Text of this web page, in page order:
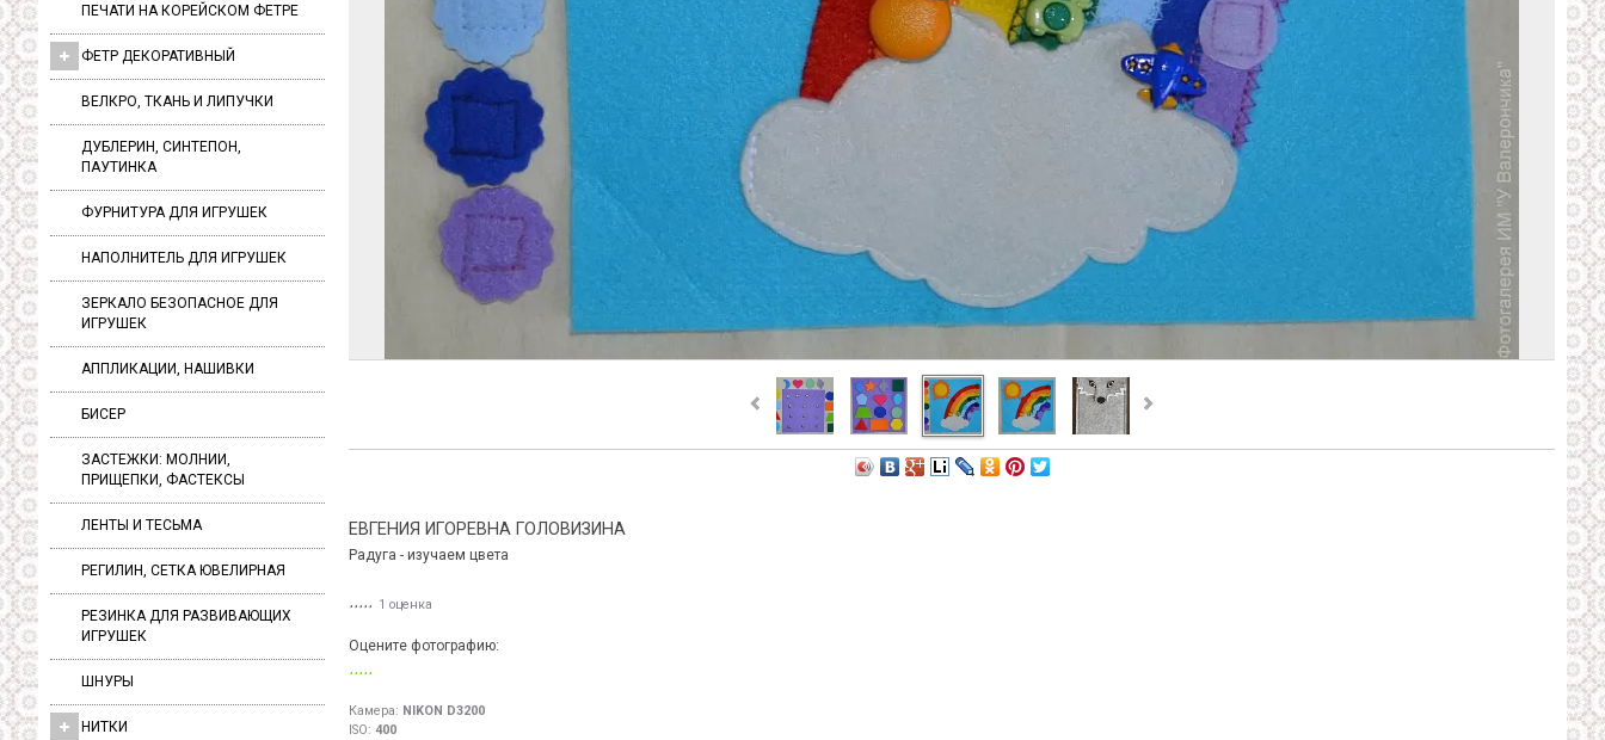
ПЕЧАТИ НА КОРЕЙСКОМ ФЕТРЕ
ФЕТР ДЕКОРАТИВНЫЙ
ВЕЛКРО, ТКАНЬ И ЛИПУЧКИ
ДУБЛЕРИН, СИНТЕПОН,
ПАУТИНКА
ФУРНИТУРА ДЛЯ ИГРУШЕК
НАПОЛНИТЕЛЬ ДЛЯ ИГРУШЕК
ЗЕРКАЛО БЕЗОПАСНОЕ ДЛЯ
ИГРУШЕК
АППЛИКАЦИИ, НАШИВКИ
БИСЕР
ЗАСТЕЖКИ: МОЛНИИ,
ПРИЩЕПКИ, ФАСТЕКСЫ
ЛЕНТЫ И ТЕСЬМА
РЕГИЛИН, СЕТКА ЮВЕЛИРНАЯ
РЕЗИНКА ДЛЯ РАЗВИВАЮЩИХ
ИГРУШЕК
ШНУРЫ
НИТКИ
ЕВГЕНИЯ ИГОРЕВНА ГОЛОВИЗИНА
Радуга - изучаем цвета
1 оценка
Оцените фотографию:
Камера: NIKON D3200
ISO: 400